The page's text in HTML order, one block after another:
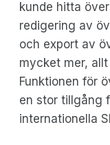
kunde hitta
redigering av
och export av
mycket mer,
Funktionen för
en stor tillgång
internationella